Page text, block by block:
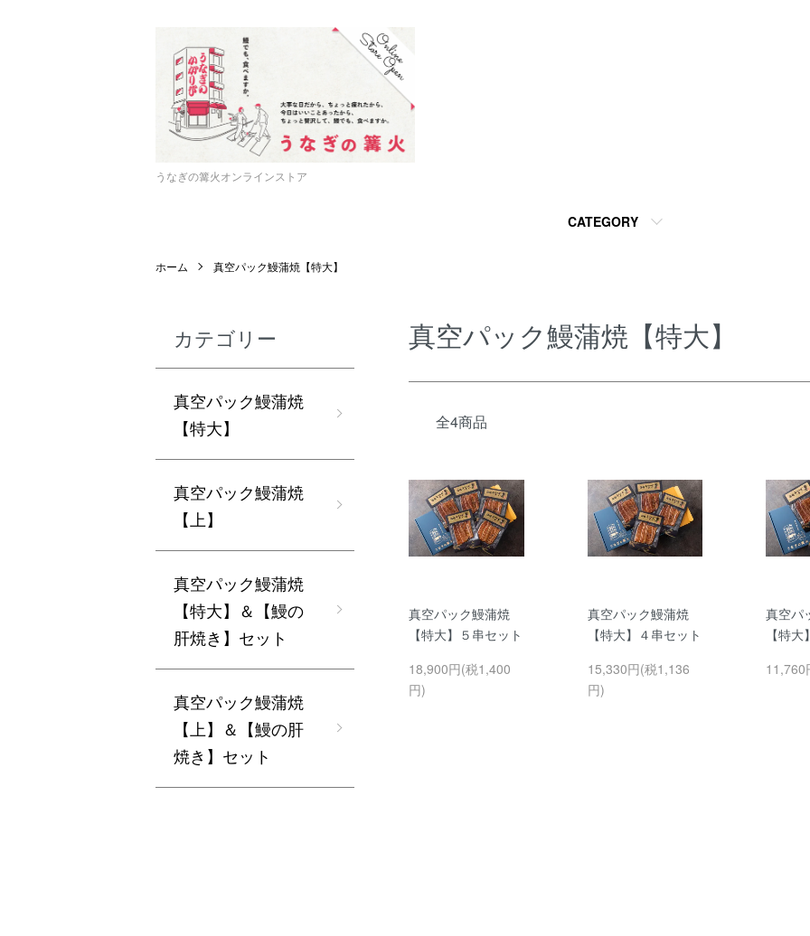
うなぎの篝火オンラインストア
CATEGORY
ホーム 真空パック鰻蒲焼【特大】
真空パック鰻蒲焼【特大】
全4商品
真空パック鰻蒲焼
【特大】５串セット
18,900円(税1,400
円)
真空パック鰻蒲焼
【特大】４串セット
15,330円(税1,136
円)
真空パ
【特
11,760
カテゴリー
真空パック鰻蒲焼
【特大】
真空パック鰻蒲焼
【上】
真空パック鰻蒲焼
【特大】＆【鰻の
肝焼き】セット
真空パック鰻蒲焼
【上】＆【鰻の肝
焼き】セット